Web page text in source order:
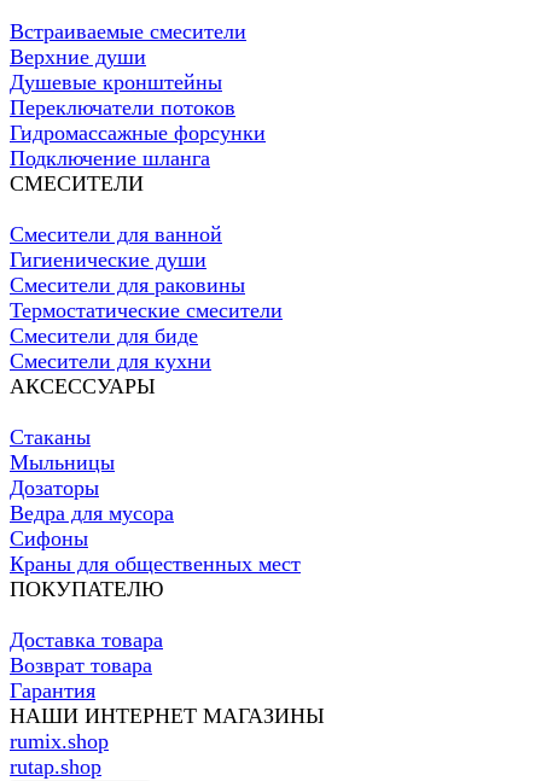
Встраиваемые смесители
Верхние души
Душевые кронштейны
Переключатели потоков
Гидромассажные форсунки
Подключение шланга
СМЕСИТЕЛИ
Смесители для ванной
Гигиенические души
Смесители для раковины
Термостатические смесители
Смесители для биде
Смесители для кухни
АКСЕССУАРЫ
Стаканы
Мыльницы
Дозаторы
Ведра для мусора
Сифоны
Краны для общественных мест
ПОКУПАТЕЛЮ
Доставка товара
Возврат товара
Гарантия
НАШИ ИНТЕРНЕТ МАГАЗИНЫ
rumix.shop
rutap.shop